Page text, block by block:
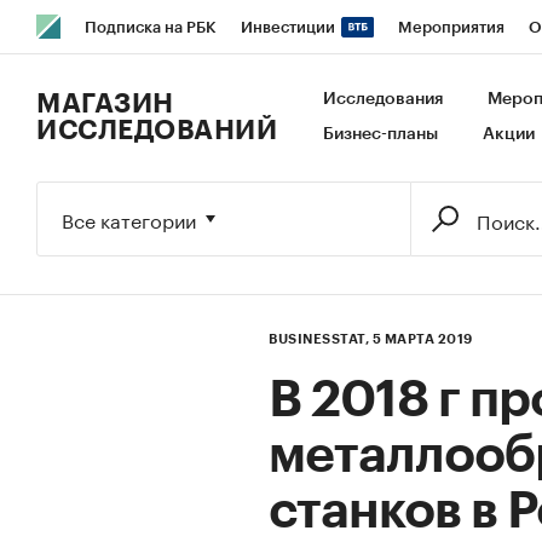
Подписка на РБК Инвестиции Мероприятия
Исследования Кредитные рейтинги Франшизы
МАГАЗИН
ИССЛЕДОВАНИЙ
Исследования
Бизнес-планы Акции
Все категории
BUSINESSTAT, 5 МАРТА 2019
В 2018 г
станков в